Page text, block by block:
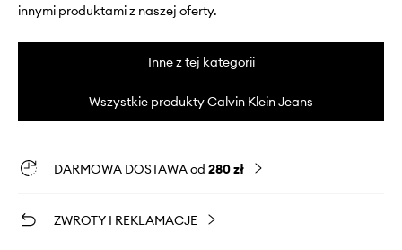
innymi produktami z naszej oferty.
Inne z tej kategorii
Wszystkie produkty Calvin Klein Jeans
DARMOWA DOSTAWA od 280 zł
ZWROTY I REKLAMACJE